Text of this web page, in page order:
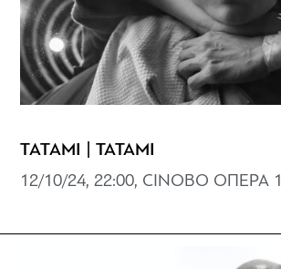
ΤΑΤΑΜΙ | TATAMI
12/10/24, 22:00, CINOBO ΟΠΕΡΑ 1